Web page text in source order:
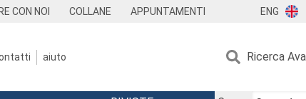
CON NOI COLLANE APPUNTAMENTI ENG
aiuto Ricerca